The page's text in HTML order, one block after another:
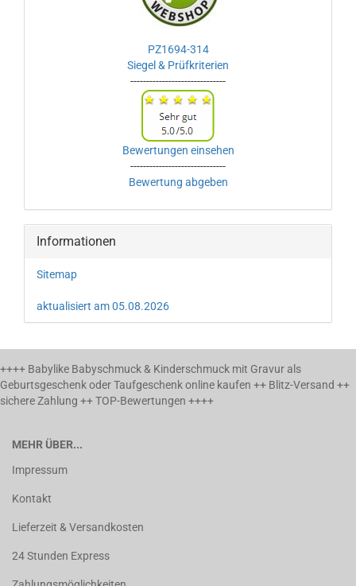
PZ1694-314
Siegel & Prüfkriterien
------------------------------
Bewertungen einsehen
------------------------------
Bewertung abgeben
Informationen
Sitemap
aktualisiert am 05.08.2026
++++ Babylike Babyschmuck & Kinderschmuck mit Gravur als
Geburtsgeschenk oder Taufgeschenk online kaufen ++ Blitz-Versand ++
sichere Zahlung ++ TOP-Bewertungen ++++
MEHR ÜBER...
Impressum
Kontakt
Lieferzeit & Versandkosten
24 Stunden Express